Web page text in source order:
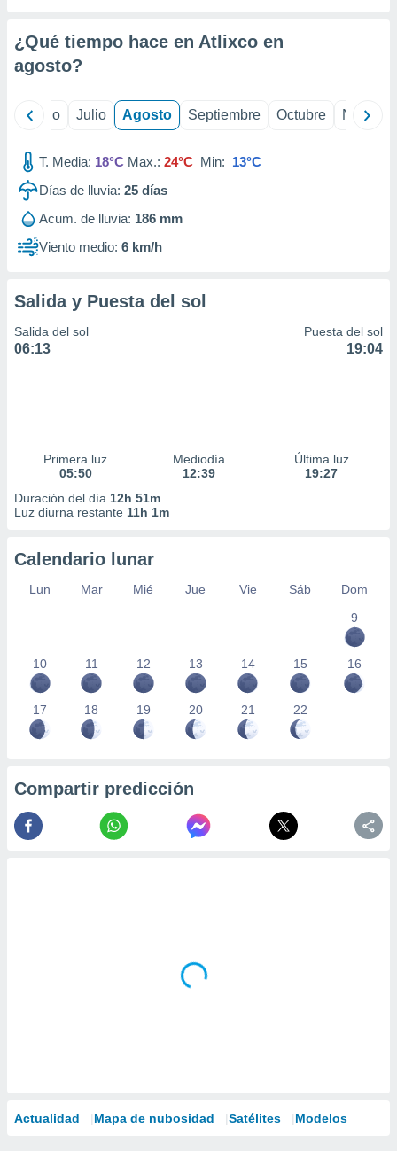
e
mediante
publicidad
publicidad
de
1199
¿Qué tiempo hace en Atlixco en
agosto?
Junio Julio Agosto Septiembre Octubre
T. Media: 18°C Max.: 24°C Min: 13°C
Días de lluvia: 25 días
Acum. de lluvia: 186 mm
Viento medio: 6 km/h
Salida y Puesta del sol
Salida del sol
06:13
Puesta del sol
19:04
Primera luz
05:50
Mediodía
12:39
Última luz
19:27
Duración del día 12h 51m
Luz diurna restante 11h 1m
Calendario lunar
Lun Mar Mié Jue Vie Sáb
Dom
9
10 11 12 13 14 15 16
17 18 19 20 21 22
Compartir predicción
Actualidad Mapa de nubosidad Satélites Modelos